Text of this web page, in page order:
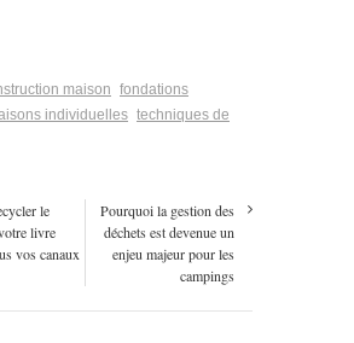
maison fondations
individuelles techniques de
le
livre
vos canaux
Pourquoi la gestion des
déchets est devenue un
enjeu majeur pour les
campings